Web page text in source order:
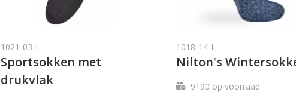
1021-03-L
Sportsokken met
drukvlak
1018-14-L
Nilton's
9190 op voorraad